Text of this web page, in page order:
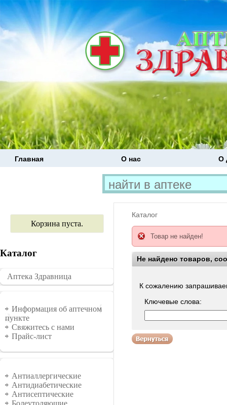
Главная О нас О
Корзина пуста.
Каталог
�������
Аптека Здравница
Информация
Информация об аптечном
пункте
Свяжитесь с нами
Прайс-лист
Группы
Антиаллергические
Антидиабетические
Антисептические
Каталог
Товар не найден!
Не найдено товаров,
К сожалению
Ключевые слова: